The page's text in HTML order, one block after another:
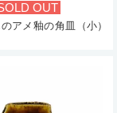
OUT
アメ釉の角皿（小）